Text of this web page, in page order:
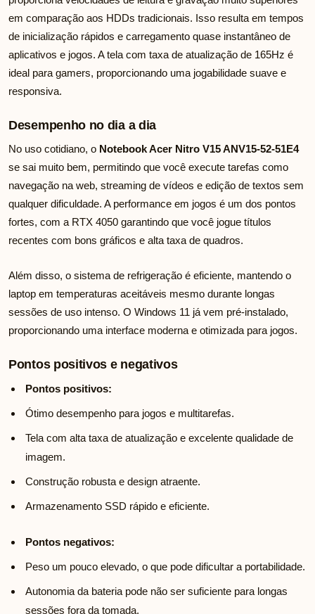
em comparação aos HDDs tradicionais. Isso resulta em tempos
de inicialização rápidos e carregamento quase instantâneo de
aplicativos e jogos. A tela com taxa de atualização de 165Hz é
ideal para gamers, proporcionando uma jogabilidade suave e
responsiva.
Desempenho no dia a dia
No uso cotidiano, o Notebook Acer Nitro V15 ANV15-52-51E4
se sai muito bem, permitindo que você execute tarefas como
navegação na web, streaming de vídeos e edição de textos sem
qualquer dificuldade. A performance em jogos é um dos pontos
fortes, com a RTX 4050 garantindo que você jogue títulos
recentes com bons gráficos e alta taxa de quadros.
Além disso, o sistema de refrigeração é eficiente, mantendo o
laptop em temperaturas aceitáveis mesmo durante longas
sessões de uso intenso. O Windows 11 já vem pré-instalado,
proporcionando uma interface moderna e otimizada para jogos.
Pontos positivos e negativos
Pontos positivos:
Ótimo desempenho para jogos e multitarefas.
Tela com alta taxa de atualização e excelente qualidade de
imagem.
Construção robusta e design atraente.
Armazenamento SSD rápido e eficiente.
Pontos negativos:
Peso um pouco elevado, o que pode dificultar a portabilidade.
Autonomia da bateria pode não ser suficiente para longas
sessões fora da tomada.